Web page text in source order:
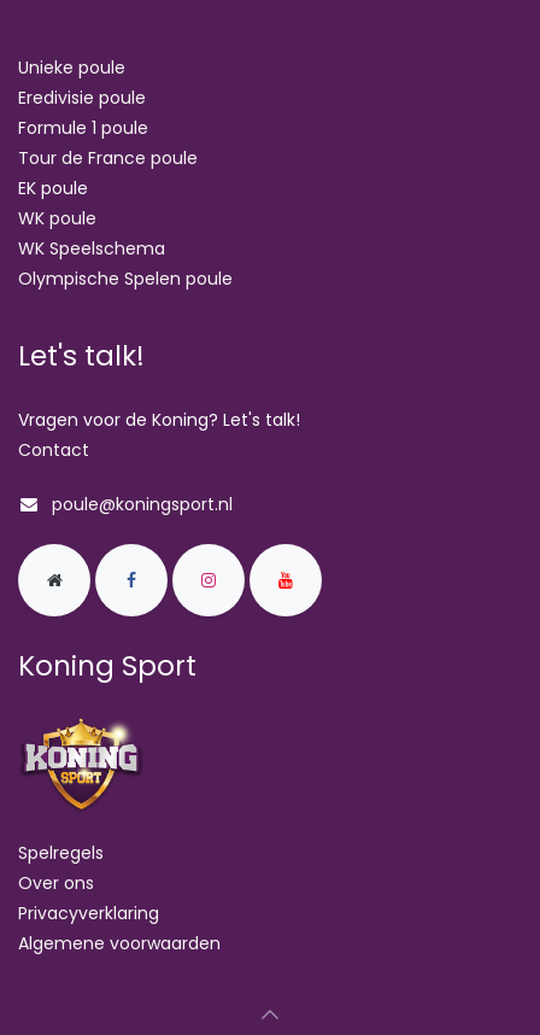
Unieke poule
Eredivisie poule
Formule 1 poule
Tour de France poule
EK poule
WK poule
WK Speelschema
Olympische Spelen poule
Let's talk!
Vragen voor de Koning? Let's talk!
Contact
poule@koningsport.nl
Koning Sport
Spelregels
Over ons
Privacyverklaring
Algemene voorwaarden